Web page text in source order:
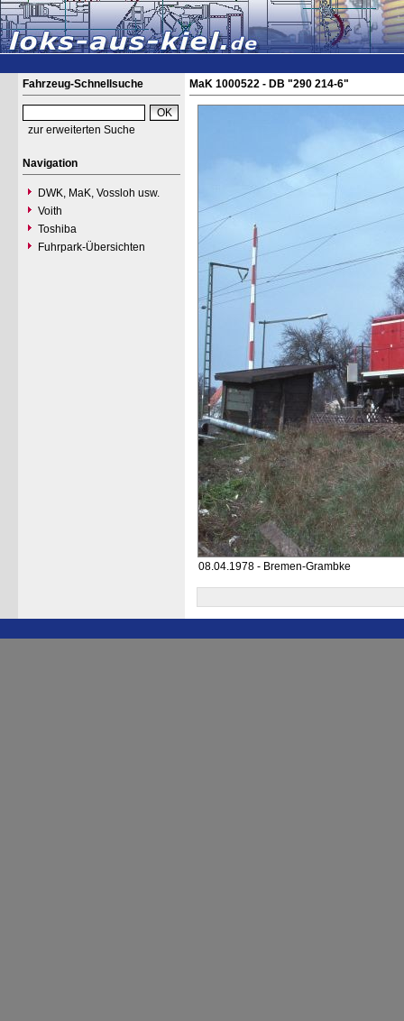
Fahrzeug-Schnellsuche
zur erweiterten Suche
Navigation
DWK, MaK, Vossloh usw.
Voith
Toshiba
Fuhrpark-Übersichten
MaK 1000522 - DB "290 214-6"
08.04.1978 - Bremen-Grambke